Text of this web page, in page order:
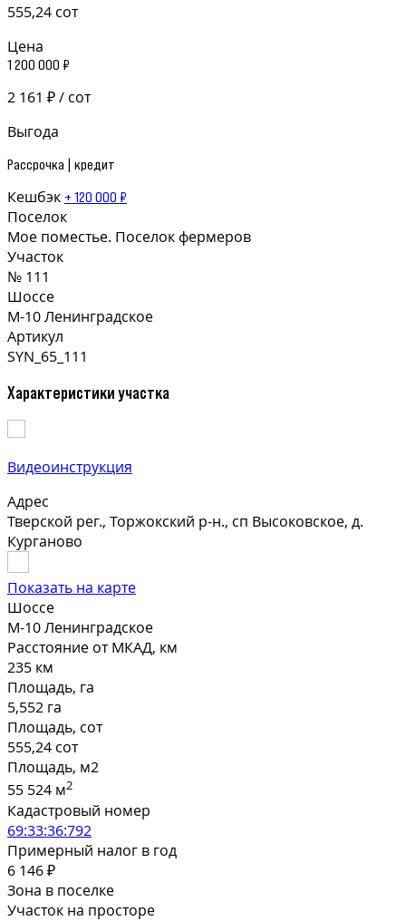
555,24 сот
Цена
1 200 000 ₽
2 161 ₽ / сот
Выгода
Рассрочка | кредит
Кешбэк + 120 000 ₽
Поселок
Мое поместье. Поселок фермеров
Участок
№ 111
Шоссе
М-10 Ленинградское
Артикул
SYN_65_111
Характеристики участка
Видеоинструкция
Адрес
Тверской рег., Торжокский р-н., сп Высоковское, д.
Курганово
Показать на карте
Шоссе
М-10 Ленинградское
Расстояние от МКАД, км
235 км
Площадь, га
5,552 га
Площадь, сот
555,24 сот
Площадь, м2
55 524 м2
Кадастровый номер
69:33:36:792
Примерный налог в год
6 146 ₽
Зона в поселке
Участок на просторе